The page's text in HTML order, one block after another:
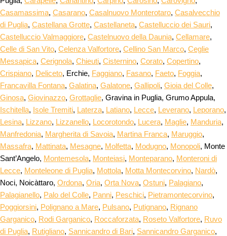
Casamassima, Casarano, Casalnuovo Monterotaro, Casalvecchio
di Puglia, Castellana Grotte, Castellaneta, Castelluccio dei Sauri,
Castelluccio Valmaggiore, Castelnuovo della Daunia, Cellamare,
Celle di San Vito, Celenza Valfortore, Cellino San Marco, Ceglie
Messapica, Cerignola, Chieuti, Cisternino, Corato, Copertino,
Crispiano, Deliceto, Erchie, Faggiano, Fasano, Faeto, Foggia,
Francavilla Fontana, Galatina, Galatone, Gallipoli, Gioia del Colle,
Ginosa, Giovinazzo, Grottaglie, Gravina in Puglia, Grumo Appula,
Ischitella, Isole Tremiti, Laterza, Latiano, Lecce, Leverano, Leporano,
Lesina, Lizzano, Lizzanello, Locorotondo, Lucera, Maglie, Manduria,
Manfredonia, Margherita di Savoia, Martina Franca, Maruggio,
Massafra, Mattinata, Mesagne, Molfetta, Modugno, Monopoli, Monte
Sant’Angelo, Montemesola, Monteiasi, Monteparano, Monteroni di
Lecce, Monteleone di Puglia, Mottola, Motta Montecorvino, Nardò,
Noci, Noicàttaro, Ordona, Oria, Orta Nova, Ostuni, Palagiano,
Palagianello, Palo del Colle, Panni, Peschici, Pietramontecorvino,
Poggiorsini, Polignano a Mare, Pulsano, Putignano, Rignano
Garganico, Rodi Garganico, Roccaforzata, Roseto Valfortore, Ruvo
di Puglia, Rutigliano, Sannicandro di Bari, Sannicandro Garganico,